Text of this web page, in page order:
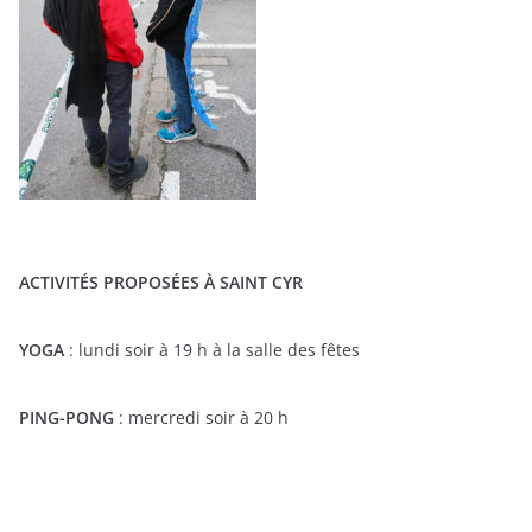
ACTIVITÉS PROPOSÉES À SAINT CYR
YOGA : lundi soir à 19 h à la salle des fêtes
PING-PONG : mercredi soir à 20 h